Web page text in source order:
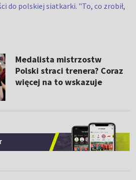
do polskiej siatkarki. "To, co zrobił,
Medalista mistrzostw
Polski straci trenera? Coraz
więcej na to wskazuje